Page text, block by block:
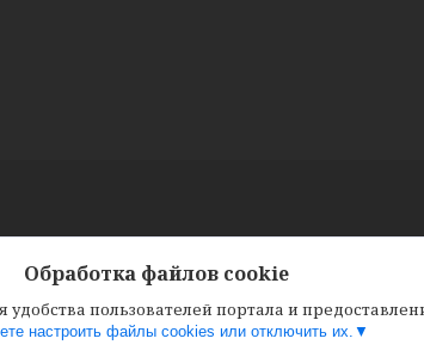
Обработка файлов cookie
пользователей портала и
настроить файлы cookies или отключить их.